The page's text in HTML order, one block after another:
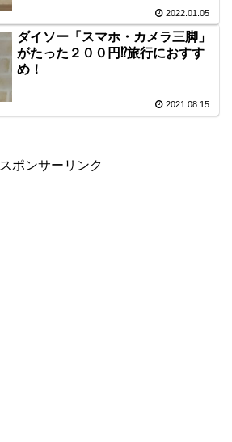
2022.01.05
ダイソー「スマホ・カメラ三脚」
がたった２００円⁉旅行におすす
め！
2021.08.15
スポンサーリンク